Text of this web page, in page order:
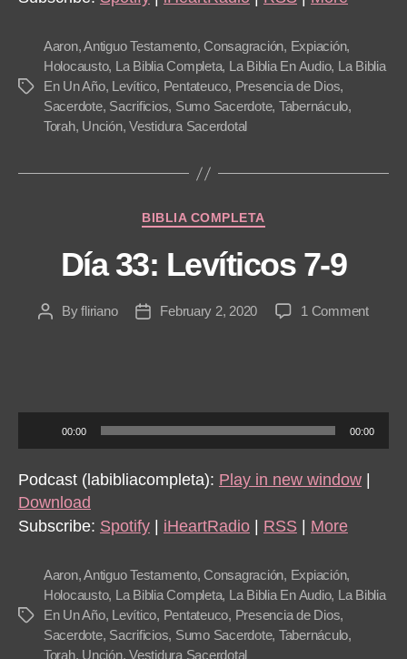
y
Tags
Aaron,Antiguo Testamento,Consagración, Expiación,
Holocausto, La Biblia Completa, La Biblia En Audio, La Biblia
En Un Año, Levítico, Pentateuco, Presencia de Dios,
Sacerdote, Sacrificios, Sumo Sacerdote, Tabernáculo,
Torah, Unción,Vestidura Sacerdotal
Categories
BIBLIA COMPLETA
Día 33: Levíticos 7-9
PostByfliriano
PostFebruary 2, 2020 1 Commenton
9
u
d
i
o
y
00:00 00:00
Podcast (labibliacompleta): Play in new window
Download
Subscribe: Spotify iHeartRadio RSS More
Tags
Aaron,Antiguo Testamento,Consagración, Expiación,
Holocausto, La Biblia Completa, La Biblia En Audio, La Biblia
En Un Año, Levítico, Pentateuco, Presencia de Dios,
Sacerdote, Sacrificios, Sumo Sacerdote, Tabernáculo,
Torah, Unción,Vestidura Sacerdotal